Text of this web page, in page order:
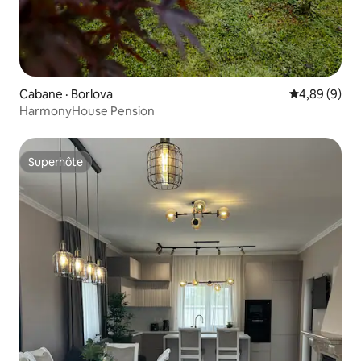
Cabane · Borlova Note
4,89 (9)
HarmonyHouse Pension
Superhôte
Superhôte